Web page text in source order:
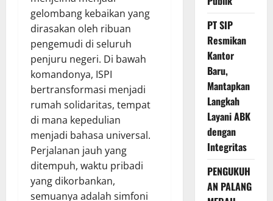
gelombang kebaikan yang
dirasakan oleh ribuan
pengemudi di seluruh
penjuru negeri. Di bawah
komandonya, ISPI
bertransformasi menjadi
rumah solidaritas, tempat
di mana kepedulian
menjadi bahasa universal.
Perjalanan jauh yang
ditempuh, waktu pribadi
yang dikorbankan,
semuanya adalah simfoni
PT SIP
Resmikan
Kantor
Baru,
Mantapkan
Langkah
Layani ABK
dengan
Integritas
PENGUKUH
AN PALANG